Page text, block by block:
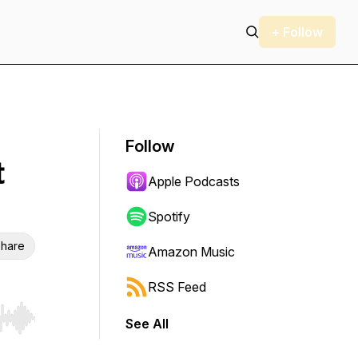
+ Follow
Hold shift to jump forward or backward.
Follow
Apple Podcasts
Spotify
Amazon Music
RSS Feed
See All